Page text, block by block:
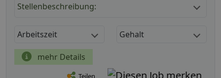
Stellenbeschreibung:
Arbeitszeit Gehalt
mehr Details
Teilen